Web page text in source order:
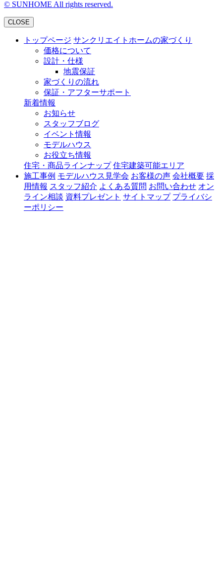
© SUNHOME All rights reserved.
CLOSE
トップページ サンクリエイトホームの家づくり
価格について
設計・仕様
地震保証
家づくりの流れ
保証・アフターサポート
新着情報
お知らせ
スタッフブログ
イベント情報
モデルハウス
お役立ち情報
住宅・商品ラインナップ 住宅建築可能エリア
施工事例 モデルハウス見学会 お客様の声 会社概要 採
用情報 スタッフ紹介 よくある質問 お問い合わせ オン
ライン相談 資料プレゼント サイトマップ プライバシ
ーポリシー